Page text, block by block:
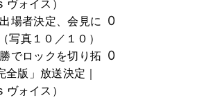
ォイス）
場者決定、会見に
写真１０／１０）
0
でロックを切り拓
版」放送決定｜
ォイス）
0